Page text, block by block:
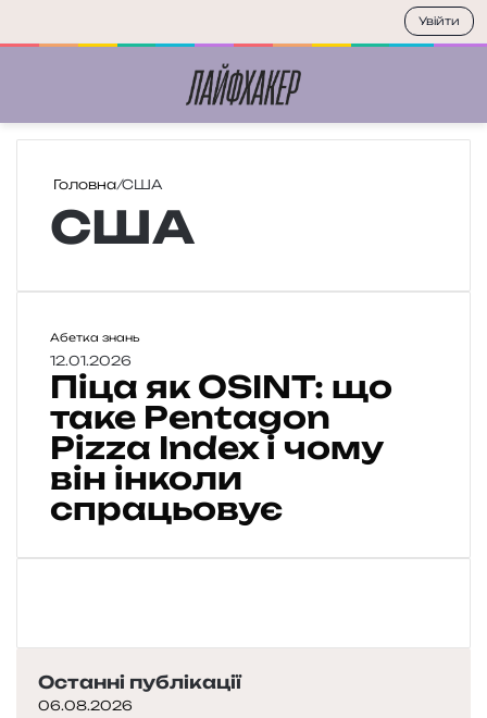
Головна/США
США
П
і
ц
я
к
O
I
а
к
Абетка знань
12.01.2026
Піца як OSINT: що
таке Pentagon
Pizza Index і чому
він інколи
спрацьовує
Останні публікації
06.08.2026
Увійти